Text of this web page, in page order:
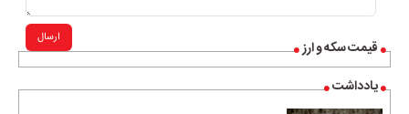
قیمت سکه و ارز
یادداشت
ارسال